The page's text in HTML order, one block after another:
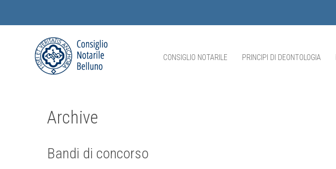
CONSIGLIO NOTARILE PRINCIPI DI DEONTOLOGIA
Archive
Bandi di concorso